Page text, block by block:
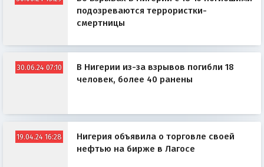
подозреваются террористки-
смертницы
30.06.24 07:10
В Нигерии из-за взрывов погибли 18
человек, более 40 ранены
19.04.24 16:28
Нигерия объявила о торговле своей
нефтью на бирже в Лагосе